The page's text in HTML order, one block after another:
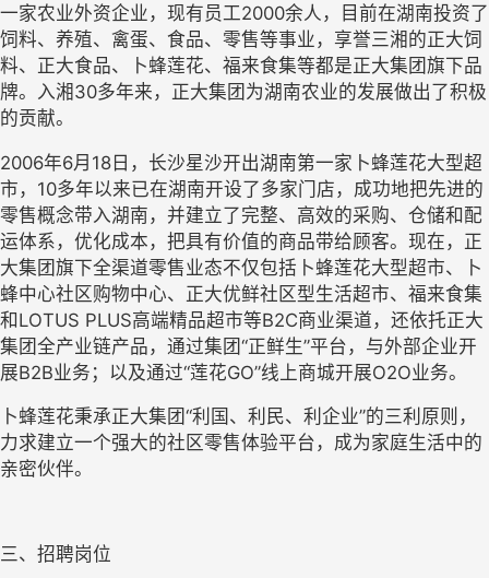
一家农业外资企业，现有员工2000余人，目前在湖南投资了
饲料、养殖、禽蛋、食品、零售等事业，享誉三湘的正大饲
料、正大食品、卜蜂莲花、福来食集等都是正大集团旗下品
牌。入湘30多年来，正大集团为湖南农业的发展做出了积极
的贡献。
2006年6月18日，长沙星沙开出湖南第一家卜蜂莲花大型超
市，10多年以来已在湖南开设了多家门店，成功地把先进的
零售概念带入湖南，并建立了完整、高效的采购、仓储和配
运体系，优化成本，把具有价值的商品带给顾客。现在，正
大集团旗下全渠道零售业态不仅包括卜蜂莲花大型超市、卜
蜂中心社区购物中心、正大优鲜社区型生活超市、福来食集
和LOTUS PLUS高端精品超市等B2C商业渠道，还依托正大
集团全产业链产品，通过集团“正鲜生”平台，与外部企业开
展B2B业务；以及通过“莲花GO”线上商城开展O2O业务。
卜蜂莲花秉承正大集团“利国、利民、利企业”的三利原则，
力求建立一个强大的社区零售体验平台，成为家庭生活中的
亲密伙伴。
三、招聘岗位